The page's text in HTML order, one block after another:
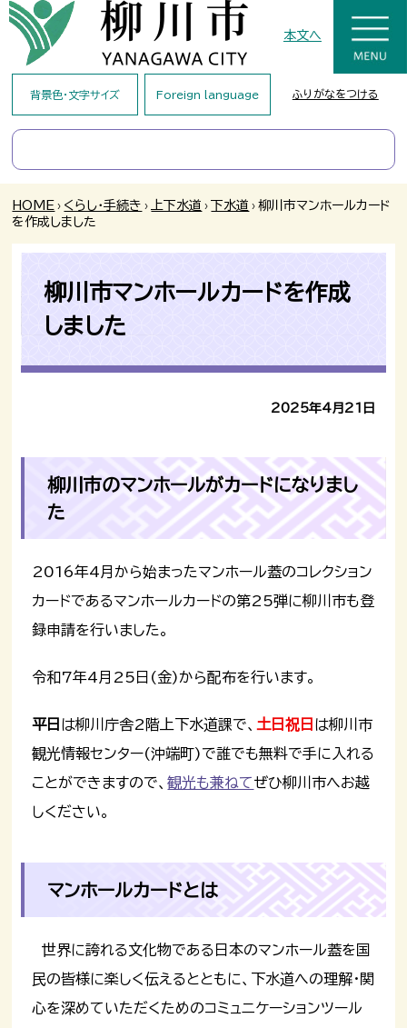
本文へ
背景色・文字サイズ Foreign language ふりがなをつける
HOME › くらし・手続き › 上下水道 › 下水道 › 柳川市マンホールカード
を作成しました
柳川市マンホールカードを作成
しました
2025年4月21日
柳川市のマンホールがカードになりまし
た
2016年4月から始まったマンホール蓋のコレクション
カードであるマンホールカードの第25弾に柳川市も登
録申請を行いました。
令和7年4月25日(金)から配布を行います。
平日 は柳川庁舎2階上下水道課で、 土日祝日 は柳川市
観光情報センター(沖端町)で誰でも無料で手に入れる
ことができますので、観光も兼ねてぜひ柳川市へお越
しください。
マンホールカードとは
世界に誇れる文化物である日本のマンホール蓋を国
民の皆様に楽しく伝えるとともに、下水道への理解・関
心を深めていただくためのコミュニケーションツール